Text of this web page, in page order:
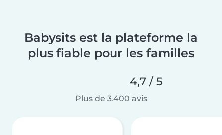
Babysits est la plateforme la
plus fiable pour les familles
4,7 / 5
Plus de 3.400 avis